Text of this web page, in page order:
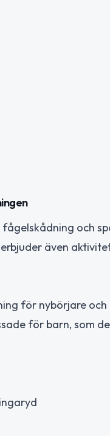
och
även
för nybörjare
för barn, som